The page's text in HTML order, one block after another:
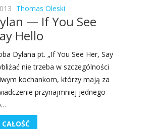
Thomas Oleski
— If You See
Hello
Dyla­na pt. „If You See Her, Say
nie trze­ba w szcze­gól­no­ści
kochan­kom, któ­rzy mają za
przy­naj­mniej jed­ne­go